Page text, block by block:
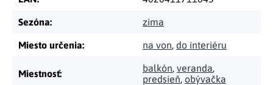
Sezóna: zima
Miesto určenia: na von, do interiéru
Miestnosť: balkón, veranda,
predsieň, obývačka